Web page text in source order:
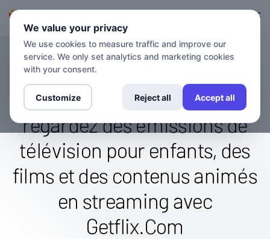
BLOG
Accédez à la chaîne Cartoon
Network à l'étranger :
regardez des émissions de
télévision pour enfants, des
films et des contenus animés
en streaming avec
Getflix.Com
We value your privacy
We use cookies to measure traffic and improve our
service. We only set analytics and marketing cookies
with your consent.
Customize Reject all Accept all